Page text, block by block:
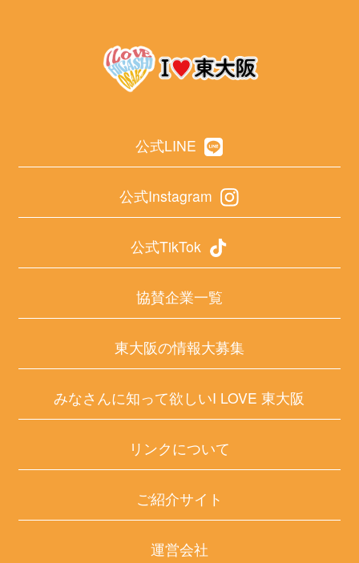
公式LINE
公式Instagram
公式TikTok
協賛企業一覧
東大阪の情報大募集
みなさんに知って欲しいI LOVE 東大阪
リンクについて
ご紹介サイト
運営会社